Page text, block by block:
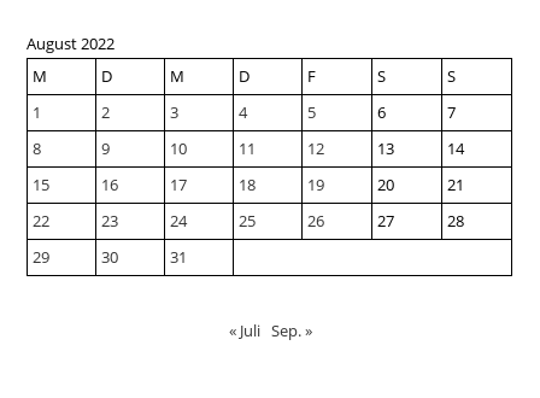
August 2022
M
D M D F S
S
1
2 3 4 5 6
7
8
9 10 11 12 13
14
15
16 17 18 19 20
21
22
23 24 25 26 27
28
29
30 31
« Juli Sep. »